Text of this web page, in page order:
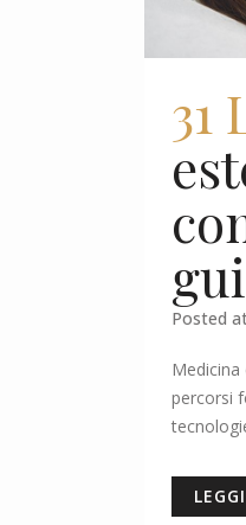
31
Posted
percorsi